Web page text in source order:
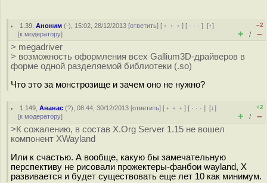
1.39 ,Аноним (-), 15:02, 28/12/2013 [ответить] [ ﹢﹢﹢] [ · · ·][↑]
[к модератору]
–2
+ / –
> megadriver
> возможность оформления всех Gallium3D-драйверов в
форме одной разделяемой библиотеки (.so)
Что это за монстрозище и зачем оно не нужно?
1.149 ,Ананас (?), 08:44, 30/12/2013 [ответить] [ ﹢﹢﹢] [ · · ·][↓]
[к модератору]
+2
+ / –
>К сожалению, в состав X.Org Server 1.15 не вошел
компонент XWayland
Или к счастью. А вообще, какую бы замечательную
перспективу не рисовали прожектеры-фанбои wayland, X
развивается и будет существовать еще лет 10 как минимум.